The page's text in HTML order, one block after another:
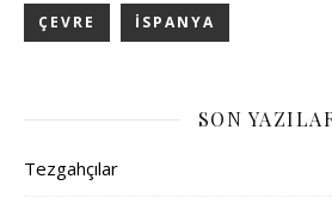
ÇEVRE İSPANYA
SON
Tezgahçılar